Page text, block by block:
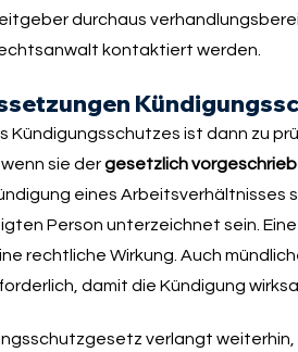
durchaus
kontaktiert werden.
Kündigungsschutzes ist dann zu
sie dergesetzlich
eines
Person unterzeichnet sein.
rechtliche Wirkung. Auch
damit die Kündigung
verlangt